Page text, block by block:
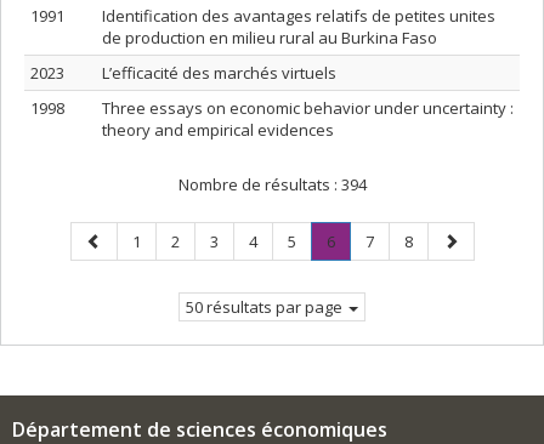
1991
Identification des avantages relatifs de petites unites
de production en milieu rural au Burkina Faso
2023
L’efficacité des marchés virtuels
1998
Three essays on economic behavior under uncertainty :
theory and empirical evidences
Nombre de résultats : 394
Page
précédente
Page
1 Page
2 Page
3 Page
4 Page
5 Page
6.
Page
Page
7 Page
8
Page
suivante
50 résultats par page
Département de sciences économiques